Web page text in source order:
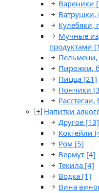
Вареники
Ватрушки,
Кулебяки,
Мучные
продуктами
Пирожки,
Пицца [21]
Пончики
Напитки
Другое [13]
Коктейли
Ром [5]
Вермут [4]
Текила [4]
Водка [1]
Вина